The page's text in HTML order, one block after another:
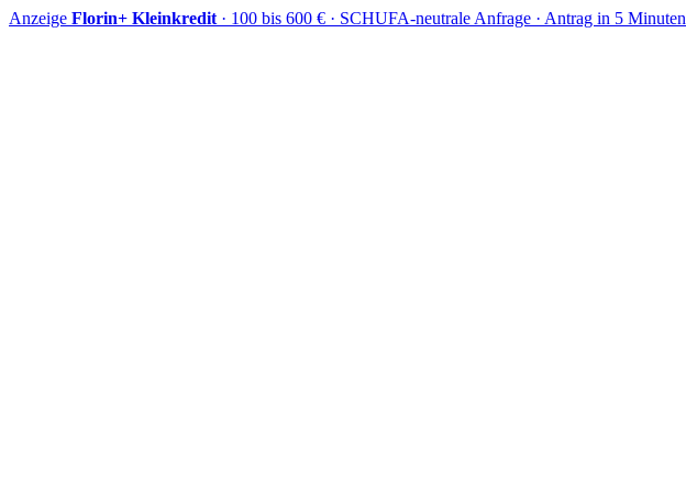
Anzeige Florin+ Kleinkredit · 100 bis 600 € · SCHUFA-neutrale Anfrage · Antrag in 5 Minuten